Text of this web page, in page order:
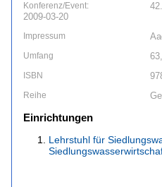
Konferenz/Event:
2009-03-20
Impressum
Umfang
ISBN
Reihe
Einrichtungen
Lehrstuhl für